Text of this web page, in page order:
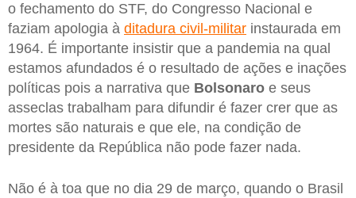
o fechamento do STF, do Congresso Nacional e
faziam apologia à ditadura civil-militar instaurada em
1964. É importante insistir que a pandemia na qual
estamos afundados é o resultado de ações e inações
políticas pois a narrativa que Bolsonaro e seus
asseclas trabalham para difundir é fazer crer que as
mortes são naturais e que ele, na condição de
presidente da República não pode fazer nada.
Não é à toa que no dia 29 de março, quando o Brasil